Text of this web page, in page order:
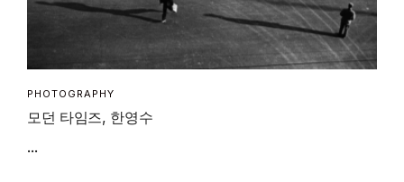
PHOTOGRAPHY
모던 타임즈, 한영수
...